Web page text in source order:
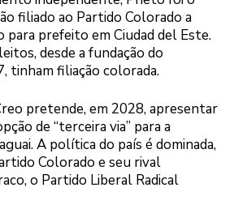
filiado ao Partido Colorado a
para prefeito em Ciudad del Este.
desde a fundação do
tinham filiação colorada.
pretende, em 2028, apresentar
de “terceira via” para a
A política do país é dominada,
Colorado e seu rival
o Partido Liberal Radical